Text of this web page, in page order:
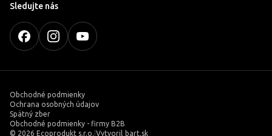
Sledujte nás
Obchodné podmienky
Ochrana osobných údajov
Spätný zber
Obchodné podmienky - firmy B2B
© 2026 Ecoprodukt s.r.o. Vytvoril bart.sk